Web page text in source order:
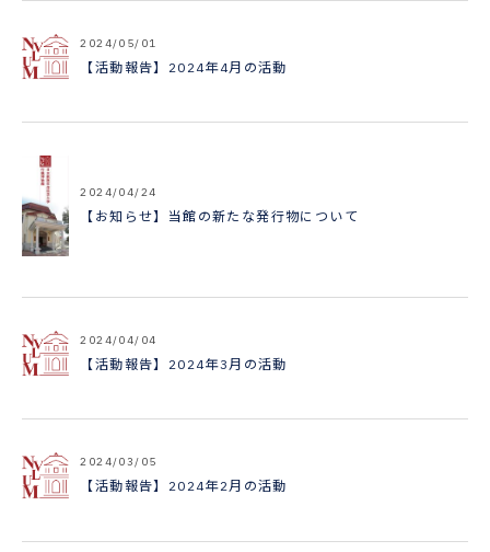
2024/05/01
【活動報告】2024年4月の活動
2024/04/24
【お知らせ】当館の新たな発行物について
2024/04/04
【活動報告】2024年3月の活動
2024/03/05
【活動報告】2024年2月の活動